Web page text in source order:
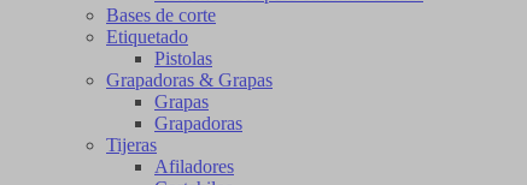
Bases de corte
Etiquetado
Pistolas
Grapadoras & Grapas
Grapas
Grapadoras
Tijeras
Afiladores